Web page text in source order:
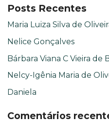
Posts Recentes
Maria Luiza Silva de
Nelice Gonçalves
Bárbara Viana C Vieira de
Nelcy-Igênia Maria de
Daniela
Comentários